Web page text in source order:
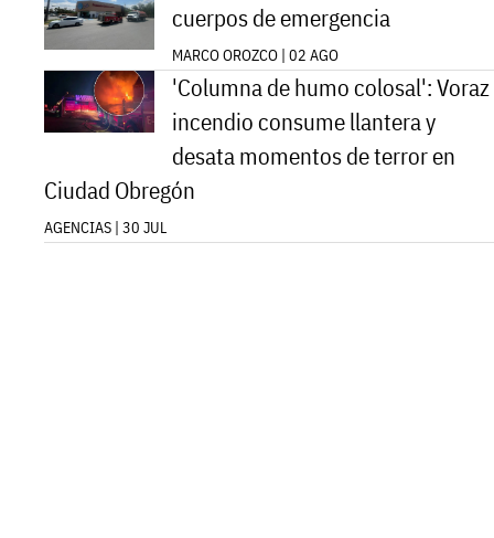
cuerpos de emergencia
MARCO OROZCO | 02 AGO
'Columna de humo colosal': Voraz
incendio consume llantera y
desata momentos de terror en
Ciudad Obregón
AGENCIAS | 30 JUL